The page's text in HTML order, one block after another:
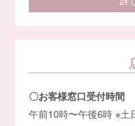
〇お客様窓口受付時間
午前10時〜午後6時 ※土